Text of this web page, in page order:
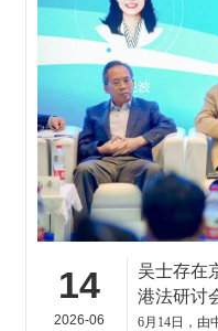
14
2026-06
吴士存在
港法研讨
6月14日，由